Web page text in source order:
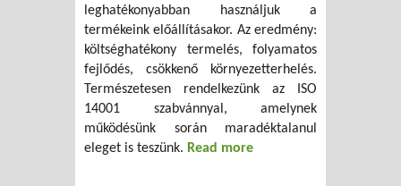
leghatékonyabban használjuk a
termékeink előállításakor. Az eredmény:
költséghatékony termelés, folyamatos
fejlődés, csökkenő környezetterhelés.
Természetesen rendelkezünk az ISO
14001 szabvánnyal, amelynek
működésünk során maradéktalanul
eleget is teszünk. Read more